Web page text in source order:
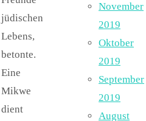
jüdischen
Lebens,
betonte.
Eine
Mikwe
dient
November
2019
Oktober
2019
September
2019
August